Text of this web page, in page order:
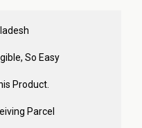
So Easy
Product.
Parcel